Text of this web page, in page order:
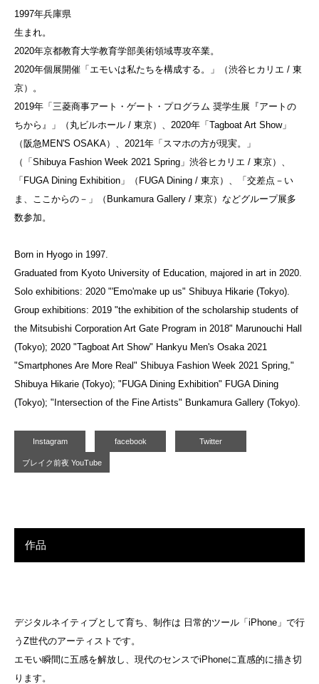
1997年兵庫県
生まれ。
2020年京都教育大学教育学部美術領域専攻卒業。
2020年個展開催「エモいは私たちを構成する。」（渋谷ヒカリエ / 東
京）。
2019年「三菱商事アート・ゲート・プログラム 奨学生展『アートの
ちから』」（丸ビルホール / 東京）、2020年「Tagboat Art Show」
（阪急MEN'S OSAKA）、2021年「スマホの方が現実。」
（「Shibuya Fashion Week 2021 Spring」渋谷ヒカリエ / 東京）、
「FUGA Dining Exhibition」（FUGA Dining / 東京）、「交差点－い
ま、ここからの－」（Bunkamura Gallery / 東京）などグループ展多
数参加。
Born in Hyogo in 1997.
Graduated from Kyoto University of Education, majored in art in 2020.
Solo exhibitions: 2020 "'Emo'make up us" Shibuya Hikarie (Tokyo).
Group exhibitions: 2019 "the exhibition of the scholarship students of
the Mitsubishi Corporation Art Gate Program in 2018" Marunouchi Hall
(Tokyo); 2020 "Tagboat Art Show" Hankyu Men's Osaka 2021
"Smartphones Are More Real" Shibuya Fashion Week 2021 Spring,"
Shibuya Hikarie (Tokyo); "FUGA Dining Exhibition" FUGA Dining
(Tokyo); "Intersection of the Fine Artists" Bunkamura Gallery (Tokyo).
Instagram facebook Twitter
ブレイク前夜 YouTube
作品
デジタルネイティブとして育ち、制作は 日常的ツール「iPhone」で行
うZ世代のアーティストです。
エモい瞬間に五感を解放し、現代のセンスでiPhoneに直感的に描き切
ります。